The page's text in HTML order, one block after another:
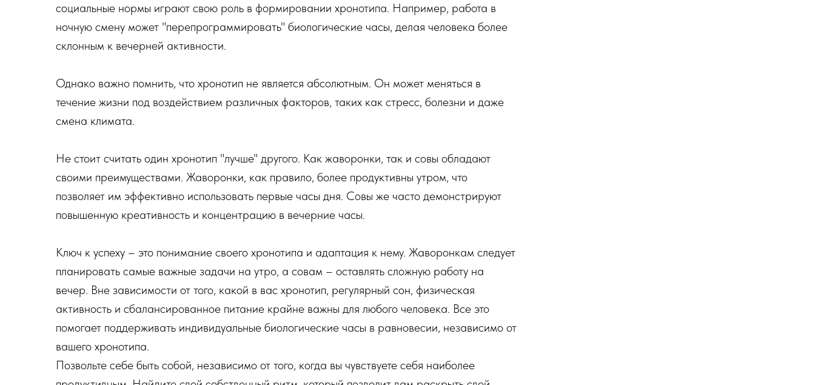
социальные нормы играют свою роль в формировании хронотипа. Например, работа в
ночную смену может "перепрограммировать" биологические часы, делая человека более
склонным к вечерней активности.
Однако важно помнить, что хронотип не является абсолютным. Он может меняться в
течение жизни под воздействием различных факторов, таких как стресс, болезни и даже
смена климата.
Не стоит считать один хронотип "лучше" другого. Как жаворонки, так и совы обладают
своими преимуществами. Жаворонки, как правило, более продуктивны утром, что
позволяет им эффективно использовать первые часы дня. Совы же часто демонстрируют
повышенную креативность и концентрацию в вечерние часы.
Ключ к успеху – это понимание своего хронотипа и адаптация к нему. Жаворонкам следует
планировать самые важные задачи на утро, а совам – оставлять сложную работу на
вечер. Вне зависимости от того, какой в вас хронотип, регулярный сон, физическая
активность и сбалансированное питание крайне важны для любого человека. Все это
помогает поддерживать индивидуальные биологические часы в равновесии, независимо от
вашего хронотипа.
Позвольте себе быть собой, независимо от того, когда вы чувствуете себя наиболее